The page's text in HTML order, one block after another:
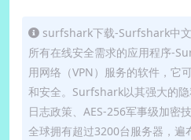
surfshark下载-Surfshark中
所有在线安全需求的应用程序-
用网络（VPN）服务的软件，它
和安全。Surfshark以其强大的
日志政策、AES-256军事级加密
全球拥有超过3200台服务器，遍